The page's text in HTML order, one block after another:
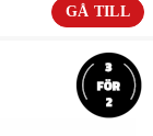
GÅ TILL